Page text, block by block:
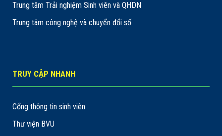
Trung tâm Trải nghiệm Sinh viên và QHDN
Trung tâm công nghệ và chuyển đổi số
TRUY CẬP NHANH
Cổng thông tin sinh viên
Thư viện BVU